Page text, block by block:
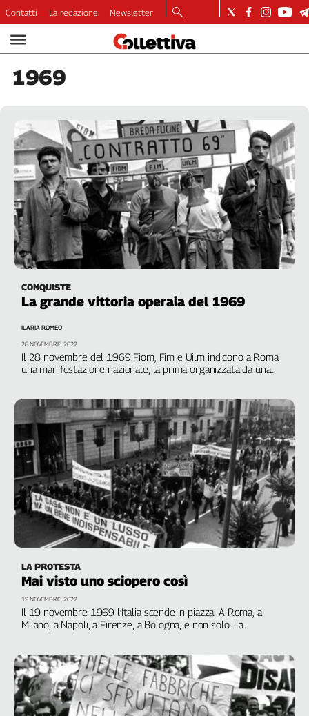
Video
Podcast
Dirette
Economia
Lavoro
Ambiente
Diritti
Welfare
Italia
Internazionale
Culture
Categorie
Fillea
Filt
Fisac
Flai
Flc
Nidil
Slc
Spi
Caaf
Speciali
G8
Genova,
sangue
della
ragione
120
Contatti La redazione Newsletter
1969
CONQUISTE
La grande vittoria operaia del 1969
Il 28 novembre del 1969 Fiom, Fim e Uilm indicono a Roma
una manifestazione nazionale, la prima organizzata da una
ILARIA ROMEO
28 NOVEMBRE, 2022
LA PROTESTA
Mai visto uno sciopero così
Il 19 novembre 1969 l’Italia scende in piazza. A Roma, a
Milano, a Napoli, a Firenze, a Bologna, e non solo. La
lombardo si tiene la manifestazione principale che purtroppo
ha un epilogo tragico. Nemmeno un mese più tardi l’Italia
intera vivrà l’incubo di Piazza Fontana. Iniziava il lungo inverno
della Repubblica
19 NOVEMBRE, 2022